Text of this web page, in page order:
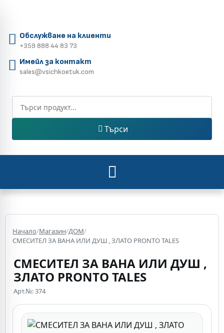
Обслужване на клиенти
+359 888 44 83 73
Имейл за контакт
sales@vsichkoetuk.com
Търси
Начало/Магазин/ДОМ/
СМЕСИТЕЛ ЗА ВАНА ИЛИ ДУШ , ЗЛАТО PRONTO TALES
СМЕСИТЕЛ ЗА ВАНА ИЛИ ДУШ ,
ЗЛАТО PRONTO TALES
Арт.№: 374